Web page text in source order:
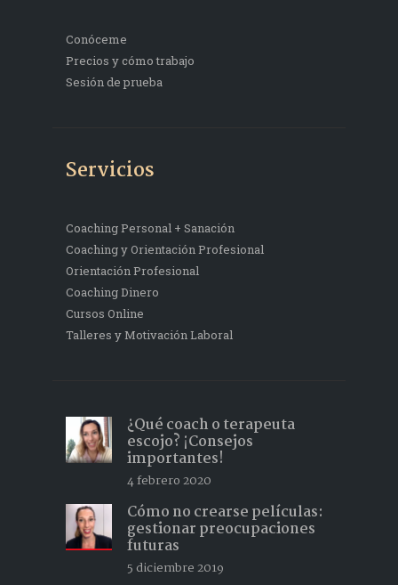
Conóceme
Precios y cómo trabajo
Sesión de prueba
Servicios
Coaching Personal + Sanación
Coaching y Orientación Profesional
Orientación Profesional
Coaching Dinero
Cursos Online
Talleres y Motivación Laboral
¿Qué coach o terapeuta
escojo? ¡Consejos
importantes!
4 febrero 2020
Cómo no crearse películas:
gestionar preocupaciones
futuras
5 diciembre 2019